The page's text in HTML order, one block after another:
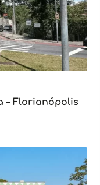
– Florianópolis